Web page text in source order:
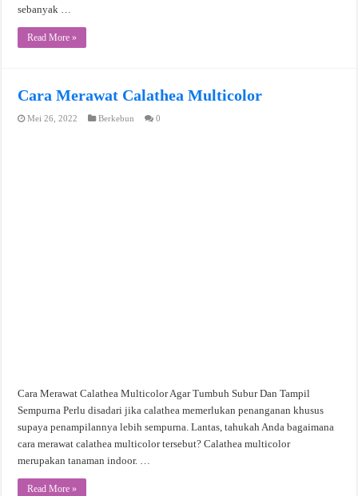
sebanyak …
Read More »
Cara Merawat Calathea Multicolor
Mei 26, 2022 Berkebun 0
Cara Merawat Calathea Multicolor Agar Tumbuh Subur Dan Tampil
Sempurna Perlu disadari jika calathea memerlukan penanganan khusus
supaya penampilannya lebih sempurna. Lantas, tahukah Anda bagaimana
cara merawat calathea multicolor tersebut? Calathea multicolor
merupakan tanaman indoor. …
Read More »